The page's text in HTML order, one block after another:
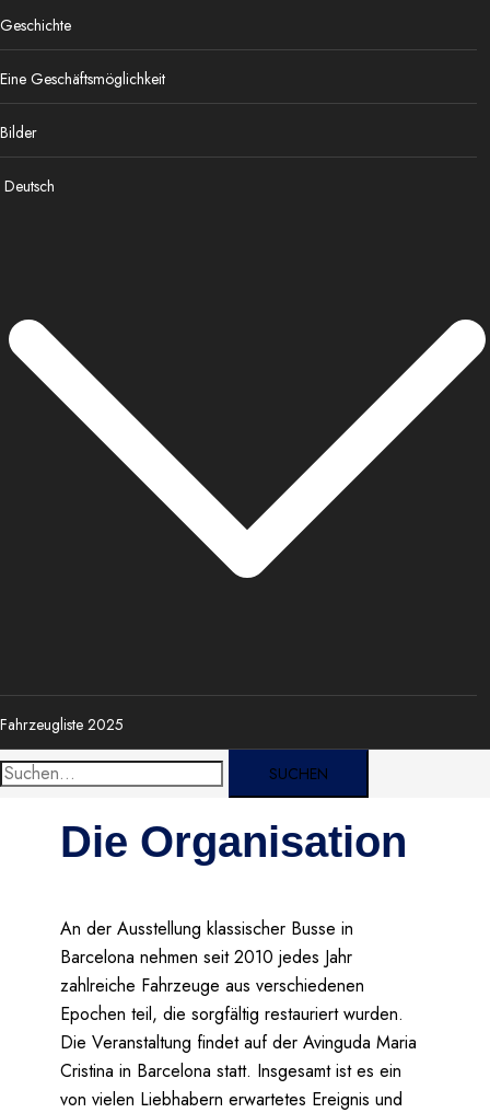
Geschichte
Eine Geschäftsmöglichkeit
Bilder
Deutsch
Fahrzeugliste 2025
Suche
Die Organisation
An der Ausstellung klassischer Busse in
Barcelona nehmen seit 2010 jedes Jahr
zahlreiche Fahrzeuge aus verschiedenen
Epochen teil, die sorgfältig restauriert wurden.
Die Veranstaltung findet auf der Avinguda Maria
Cristina in Barcelona statt. Insgesamt ist es ein
von vielen Liebhabern erwartetes Ereignis und